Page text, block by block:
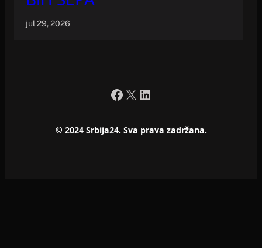
jul 29, 2026
Facebook
X LinkedIn
© 2024 Srbija24. Sva prava zadržana.